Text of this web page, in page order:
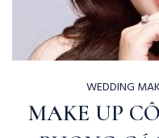
WEDDING
MAKE UP